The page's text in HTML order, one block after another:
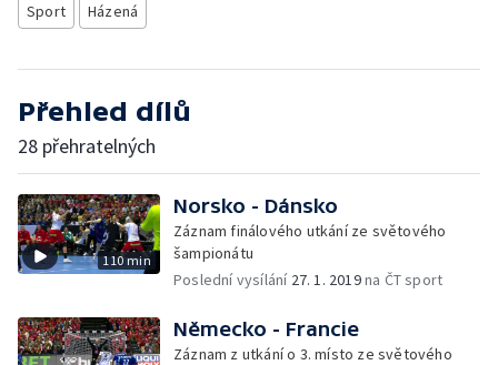
Sport Házená
Přehled dílů
28 přehratelných
110 min
Norsko - Dánsko
Záznam finálového utkání ze světového
šampionátu
Poslední vysílání 27. 1. 2019na ČT sport
Německo - Francie
Záznam z utkání o 3. místo ze světového